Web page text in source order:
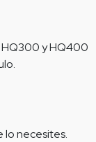
HQ300 y HQ400
lo necesites.